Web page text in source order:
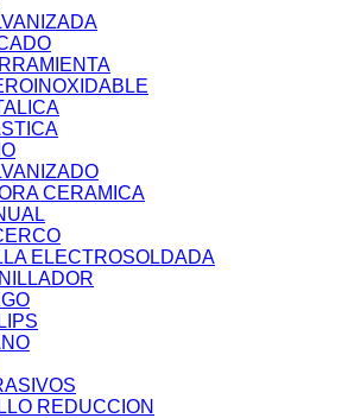
CERAMICA
ELECTROSOLDADA
REDUCCION